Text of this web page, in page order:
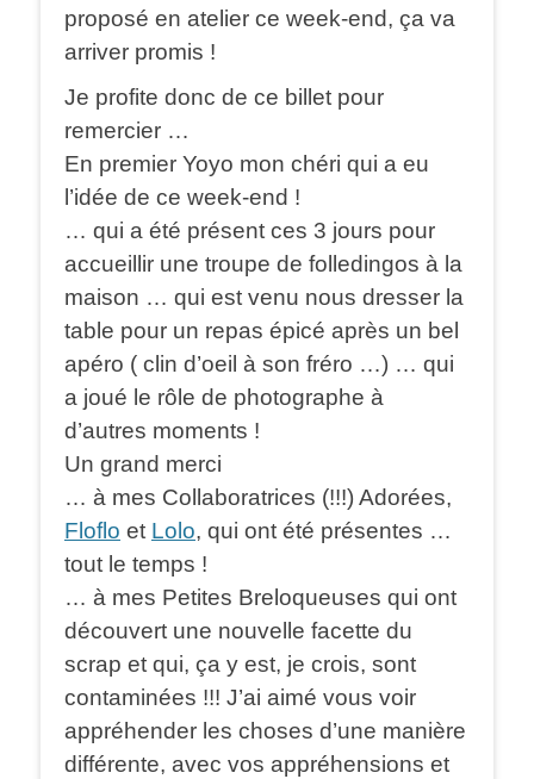
proposé en atelier ce week-end, ça va
arriver promis !
Je profite donc de ce billet pour
remercier …
En premier Yoyo mon chéri qui a eu
l’idée de ce week-end !
… qui a été présent ces 3 jours pour
accueillir une troupe de folledingos à la
maison … qui est venu nous dresser la
table pour un repas épicé après un bel
apéro ( clin d’oeil à son fréro …) … qui
a joué le rôle de photographe à
d’autres moments !
Un grand merci
… à mes Collaboratrices (!!!) Adorées,
Floflo et Lolo, qui ont été présentes …
tout le temps !
… à mes Petites Breloqueuses qui ont
découvert une nouvelle facette du
scrap et qui, ça y est, je crois, sont
contaminées !!! J’ai aimé vous voir
appréhender les choses d’une manière
différente, avec vos appréhensions et